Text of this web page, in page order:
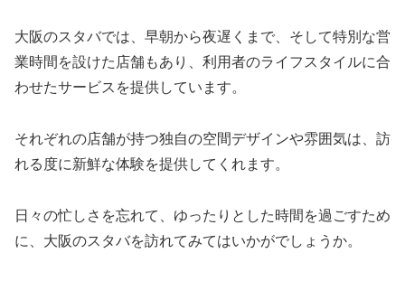
大阪のスタバでは、早朝から夜遅くまで、そして特別な営
業時間を設けた店舗もあり、利用者のライフスタイルに合
わせたサービスを提供しています。
それぞれの店舗が持つ独自の空間デザインや雰囲気は、訪
れる度に新鮮な体験を提供してくれます。
日々の忙しさを忘れて、ゆったりとした時間を過ごすため
に、大阪のスタバを訪れてみてはいかがでしょうか。